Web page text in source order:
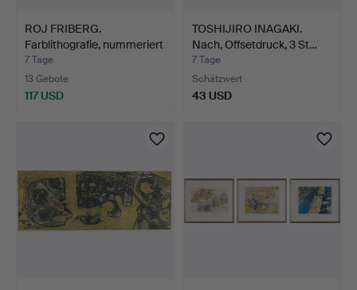
ROJ FRIBERG.
Farblithografie, nummeriert
1…
7 Tage
13 Gebote
117 USD
TOSHIJIRO INAGAKI.
Nach, Offsetdruck, 3 St…
7 Tage
Schätzwert
43 USD